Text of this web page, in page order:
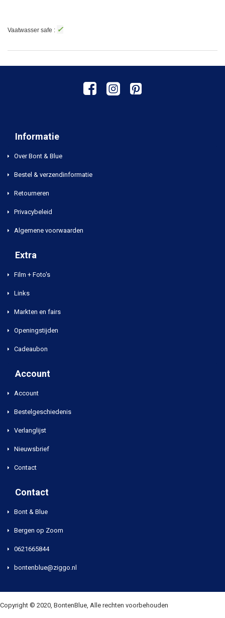
Vaatwasser safe : ✓
Informatie
Over Bont & Blue
Bestel & verzendinformatie
Retourneren
Privacybeleid
Algemene voorwaarden
Extra
Film + Foto's
Links
Markten en fairs
Openingstijden
Cadeaubon
Account
Account
Bestelgeschiedenis
Verlanglijst
Nieuwsbrief
Contact
Contact
Bont & Blue
Bergen op Zoom
0621665844
bontenblue@ziggo.nl
Copyright © 2020, BontenBlue, Alle rechten voorbehouden